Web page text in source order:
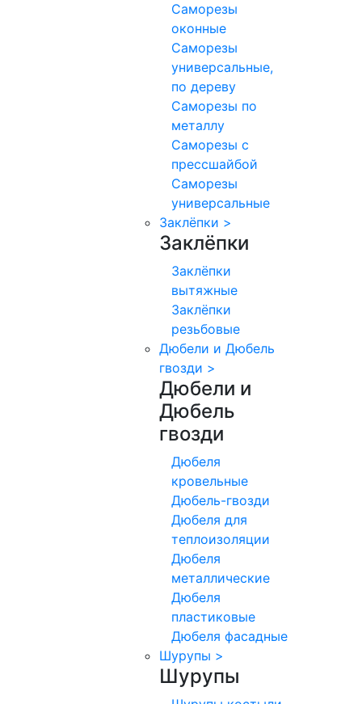
Саморезы
оконные
Саморезы
универсальные,
по дереву
Саморезы по
металлу
Саморезы с
прессшайбой
Саморезы
универсальные
Заклёпки >
Заклёпки
Заклёпки
вытяжные
Заклёпки
резьбовые
Дюбели и Дюбель
гвозди >
Дюбели и
Дюбель
гвозди
Дюбеля
кровельные
Дюбель-гвозди
Дюбеля для
теплоизоляции
Дюбеля
металлические
Дюбеля
пластиковые
Дюбеля фасадные
Шурупы >
Шурупы